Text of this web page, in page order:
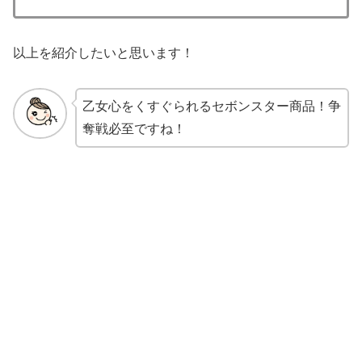
以上を紹介したいと思います！
乙女心をくすぐられるセボンスター商品！争
奪戦必至ですね！